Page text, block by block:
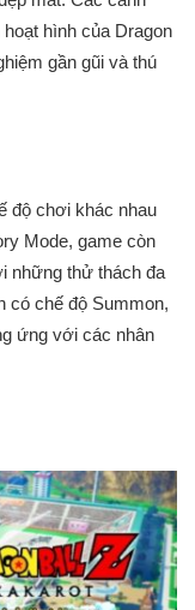
hình của Dragon
gần gũi và thú
độ chơi khác nhau
Mode, game còn
những thử thách đa
có chế độ Summon,
ứng với các nhân